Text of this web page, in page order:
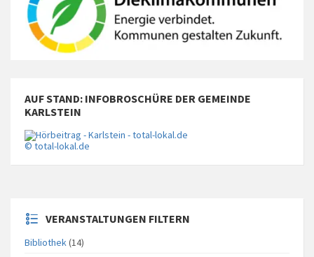
AUF STAND: INFOBROSCHÜRE DER GEMEINDE
KARLSTEIN
© total-lokal.de
VERANSTALTUNGEN FILTERN
Bibliothek(14)